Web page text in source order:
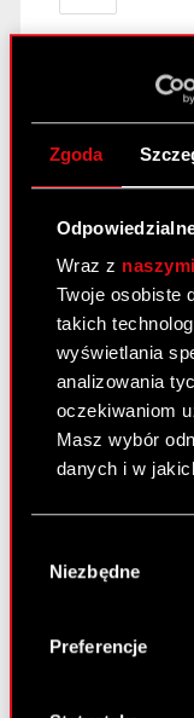
Zgoda
Wraz z
Twoje osobiste
takich
wyświetlania
analizowania
oczekiwaniom
Masz wybór
danych i w
lokalizacji
analizując
zgody
Niezbędne
Preferencje
Raport
13 lipca 2010
PDF
Raport
2 lipca 2010
PDF
5%
30 czerwca
PDF